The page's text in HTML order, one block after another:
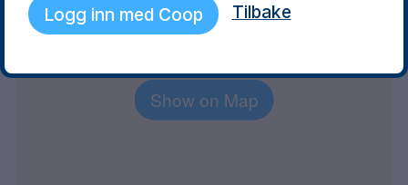
Show on Map
−Logg inn med Coop Tilbake